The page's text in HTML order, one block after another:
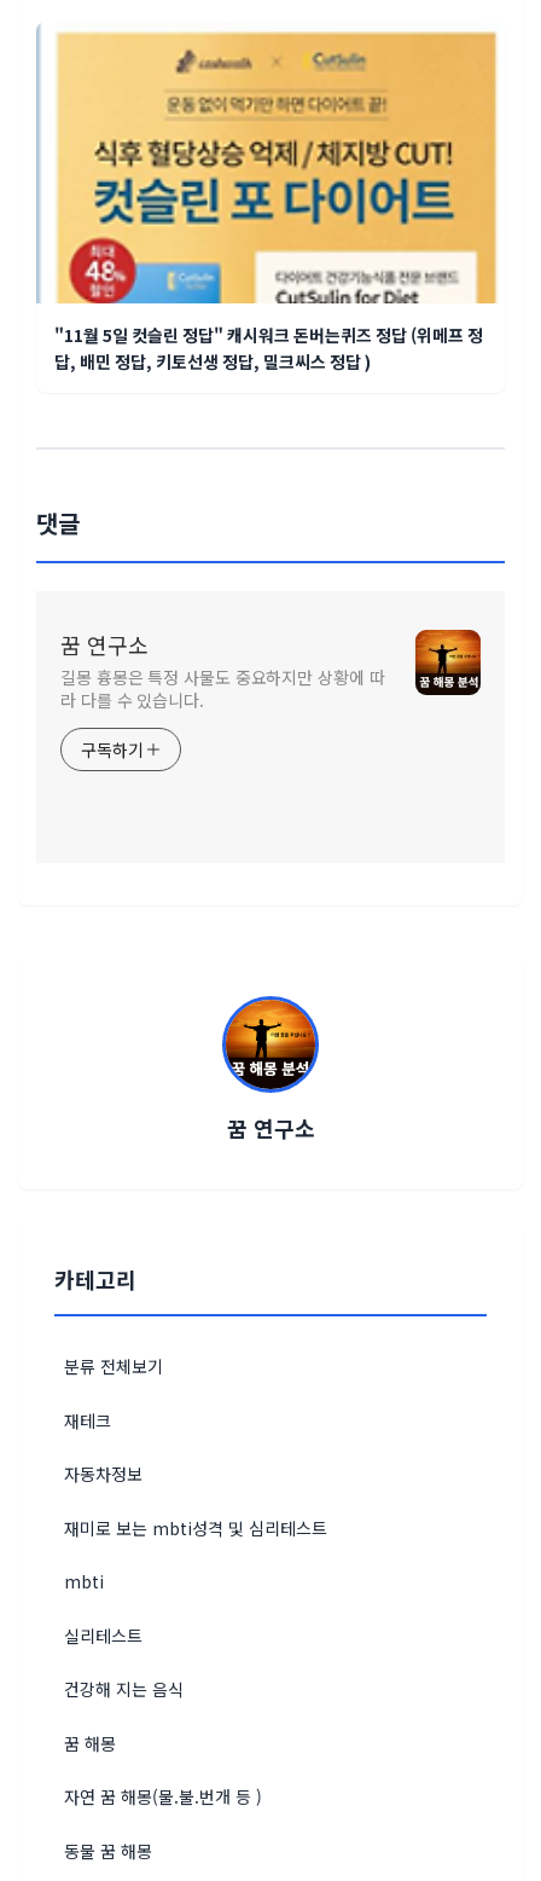
"11월 5일 컷슬린 정답" 캐시워크 돈버는퀴즈 정답 (위메프 정
답, 배민 정답, 키토선생 정답, 밀크씨스 정답 )
댓글
꿈 연구소
길몽 흉몽은 특정 사물도 중요하지만 상황에 따
라 다를 수 있습니다.
구독하기
꿈 연구소
카테고리
분류 전체보기
재테크
자동차정보
재미로 보는 mbti성격 및 심리테스트
mbti
실리테스트
건강해 지는 음식
꿈 해몽
자연 꿈 해몽(물.불.번개 등 )
동물 꿈 해몽